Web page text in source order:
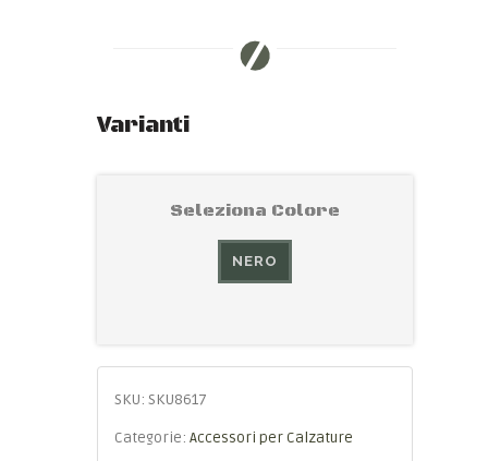
Varianti
Seleziona Colore
NERO
SKU: SKU8617
Categorie: Accessori per Calzature